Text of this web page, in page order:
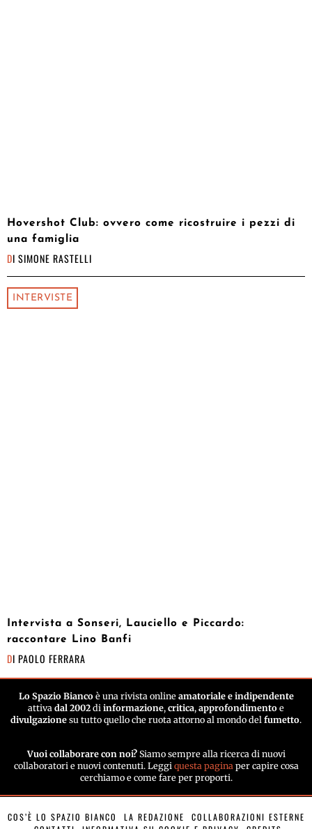
Hovershot Club: ovvero come ricostruire i pezzi di
una famiglia
DI SIMONE RASTELLI
INTERVISTE
Intervista a Sonseri, Lauciello e Piccardo:
raccontare Lino Banfi
DI PAOLO FERRARA
Lo Spazio Biancoè una rivista online amatoriale e indipendente
attiva dal 2002 di informazione, critica, approfondimento e
divulgazione su tutto quello che ruota attorno al mondo del fumetto.
Vuoi collaborare con noi? Siamo sempre alla ricerca di nuovi
collaboratori e nuovi contenuti. Leggi questa pagina per capire cosa
cerchiamo e come fare per proporti.
COS’È LO SPAZIO BIANCO LA REDAZIONE
COLLABORAZIONI ESTERNE